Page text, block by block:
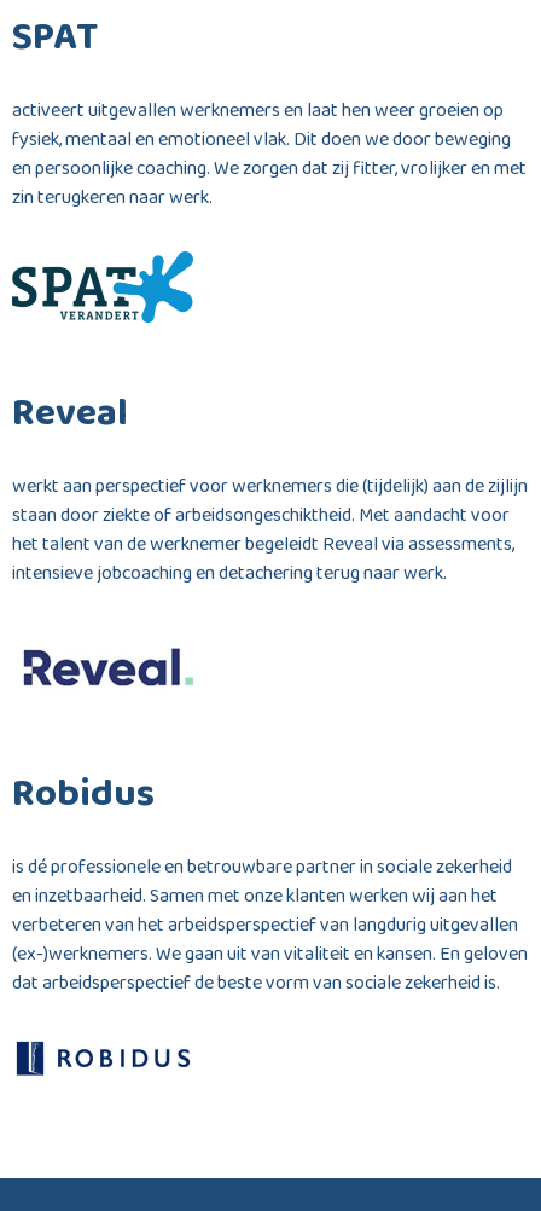
SPAT
activeert uitgevallen werknemers en laat hen weer groeien op
fysiek, mentaal en emotioneel vlak. Dit doen we door beweging
en persoonlijke coaching. We zorgen dat zij fitter, vrolijker en met
zin terugkeren naar werk.
Reveal
werkt aan perspectief voor werknemers die (tijdelijk) aan de zijlijn
staan door ziekte of arbeidsongeschiktheid. Met aandacht voor
het talent van de werknemer begeleidt Reveal via assessments,
intensieve jobcoaching en detachering terug naar werk.
Robidus
is dé professionele en betrouwbare partner in sociale zekerheid
en inzetbaarheid. Samen met onze klanten werken wij aan het
verbeteren van het arbeidsperspectief van langdurig uitgevallen
(ex-)werknemers. We gaan uit van vitaliteit en kansen. En geloven
dat arbeidsperspectief de beste vorm van sociale zekerheid is.